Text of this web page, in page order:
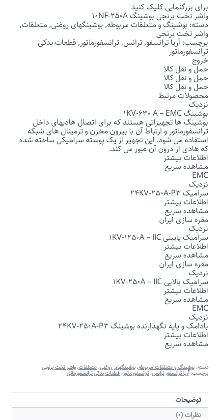
برای بزرگنمایی کلیک کنید
واشر تخت برنجی بوشینگ 10NF-250A
دسته: بوشینگ و متعلقات مربوطه, بوشینگهای روغنی, متعلقات,
واشر تخت برنجی
برچسب: آریا ترانسفو, ترانس, ترانسفورماتور, قطعات یدکی
ترانسفورماتور
خروج
حمل و نقل کالا
حمل و نقل کالا
حمل و نقل کالا
محصولات مرتبط
نزدیک
بوشینگ 1KV-630 A – EMC
بوشینگ ها تجهیزاتی هستند که برای اتصال هادیهای داخل
ترانسفورماتور و ارتباط آن با بیرون مخزن و ترمینال های شبکه
استفاده می شود. این تجهیز از یک پوسته سرامیکی ساخته شده
که هادی از درون آن عبور می کند.
اطلاعات بیشتر
مشاهده سریع
EMC
نزدیک
سرامیک 24KV-250A-P3
اطلاعات بیشتر
مشاهده سریع
مقره سازی ایران
نزدیک
سرامیک پایینی 1KV-1250A – IIC
اطلاعات بیشتر
مشاهده سریع
مقره سازی ایران
نزدیک
سرامیک بالایی 1KV-250A – IIC
اطلاعات بیشتر
مشاهده سریع
EMC
نزدیک
بادامک و پایه نگهدارنده بوشینگ 24KV-250A-P3
اطلاعات بیشتر
مشاهده سریع
دسته: بوشینگ و متعلقات مربوطه,بوشینگهای روغنی,متعلقات,واشر تخت برنجی
برچسب:آریا ترانسفو,ترانس,ترانسفورماتور,قطعات یدکی ترانسفورماتور
توضیحات
نظرات (0)